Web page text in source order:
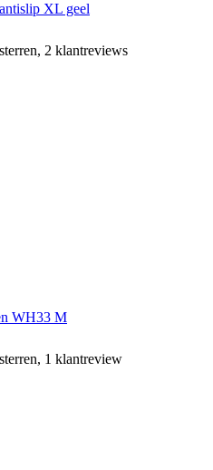
XL geel
2 klantreviews
WH33 M
1 klantreview